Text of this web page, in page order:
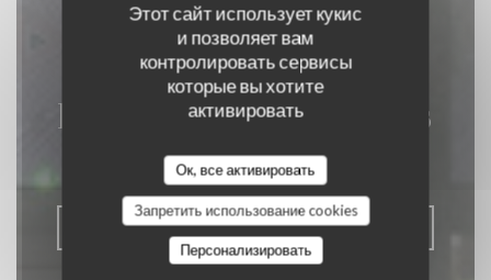
Этот сайт использует кукис
и позволяет вам
контролировать сервисы
которые вы хотите
активировать
Ок, все активировать
Запретить использование cookies
Персонализировать
La Closerie des Lilas
РЕСТОРАН ДЛЯ ГУРМАНОВ
ЗАБРОНИРОВАТЬ СТОЛИК